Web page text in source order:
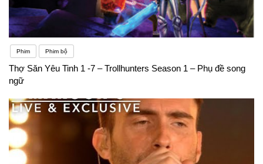
Phim Phim bộ
Thợ Săn Yêu Tinh 1 -7 – Trollhunters Season 1 – Phụ đề song
ngữ